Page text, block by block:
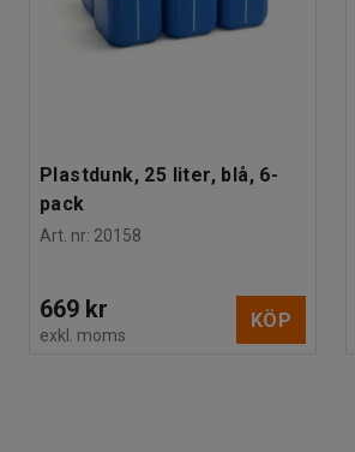
Plastdunk, 25 liter, blå, 6-
pack
Art. nr: 20158
669 kr
exkl. moms
KÖP